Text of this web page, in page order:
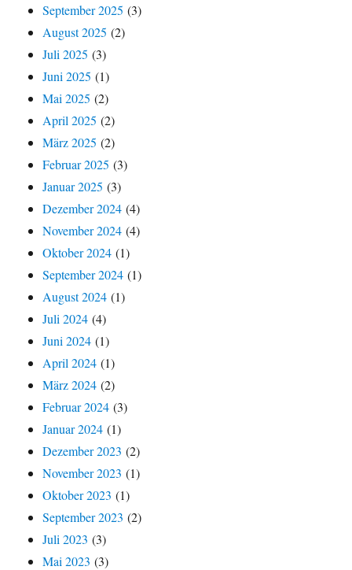
September 2025 (3)
August 2025 (2)
Juli 2025 (3)
Juni 2025 (1)
Mai 2025 (2)
April 2025 (2)
März 2025 (2)
Februar 2025 (3)
Januar 2025 (3)
Dezember 2024 (4)
November 2024 (4)
Oktober 2024 (1)
September 2024 (1)
August 2024 (1)
Juli 2024 (4)
Juni 2024 (1)
April 2024 (1)
März 2024 (2)
Februar 2024 (3)
Januar 2024 (1)
Dezember 2023 (2)
November 2023 (1)
Oktober 2023 (1)
September 2023 (2)
Juli 2023 (3)
Mai 2023 (3)